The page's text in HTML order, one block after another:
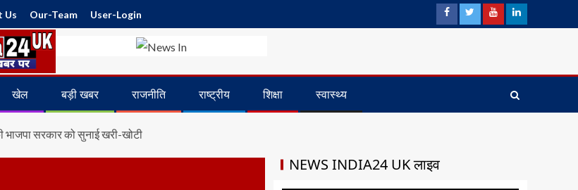
Us Our-Team User-Login
खेल बड़ी खबर राजनीति राष्ट्रीय शिक्षा स्वास्थ्य
सरकार को सुनाई खरी-खोटी
NEWS INDIA24 UK लाइव